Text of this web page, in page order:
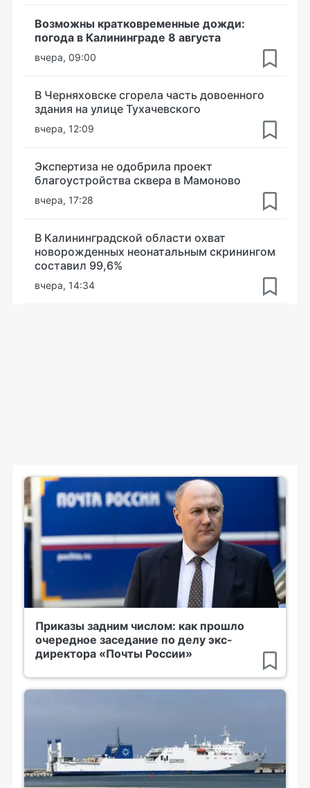
Возможны кратковременные дожди:
погода в Калининграде 8 августа
вчера, 09:00
В Черняховске сгорела часть довоенного
здания на улице Тухачевского
вчера, 12:09
Экспертиза не одобрила проект
благоустройства сквера в Мамоново
вчера, 17:28
В Калининградской области охват
новорожденных неонатальным скринингом
составил 99,6%
вчера, 14:34
Приказы задним числом: как прошло
очередное заседание по делу экс-
директора «Почты России»